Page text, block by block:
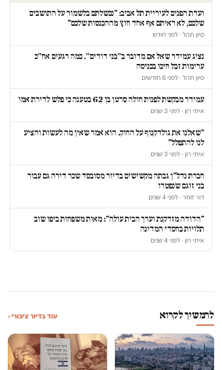
ועדת הפנים לעיריית תל אביב: "נכשלתם בלשמור על התושבים
שלכם, לא ראיתם אף אחד חוץ מההכנסות שלכם"
סיון תהל · לפני חודש
נציג עמידר שאל אם מדובר ב״בני דודים״. כמה רגעים אח״כ
ערימות זבל חיכו בכניסה
סיון תהל · לפני 6 חודשים
עמידר מבקשת לפנות חולה סרטן בן 62 בטענה כי פלש לדירת אמו
איתי רון · לפני 3 שנים
"שאלנו את גולדקנוף על החוק. הוא אמר שאין מה לעשות והציע
לנו להתפלל"
איתי רון · לפני 3 שנים
חברת נדל"ן גבתה מקשישים בדיור מסובסד שכר דירה גם עבור
בני זוגם שנפטרו
דור זומר · לפני 4 שנים
"הדודה מזדקנת וערך הבית עולה": מאות משפחות ביפו שוב
תלויות בחסדי המדינה
איתי רון · לפני 4 שנים
להמשיך לקרוא עוד בדיור ציבורי ›